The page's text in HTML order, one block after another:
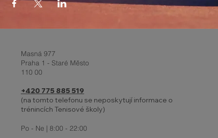
Masná 977
Praha 1 - Staré Město
110 00
+420 775 885 519
(na tomto telefonu se neposkytují informace o
trénincích Tenisové školy)
Po - Ne | 8:00 - 22:00